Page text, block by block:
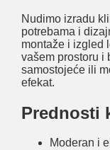
Nudimo izradu
potrebama i
montaže i izgled
vašem prostoru i
samostojeće ili
efekat.
Prednosti
Moderan i